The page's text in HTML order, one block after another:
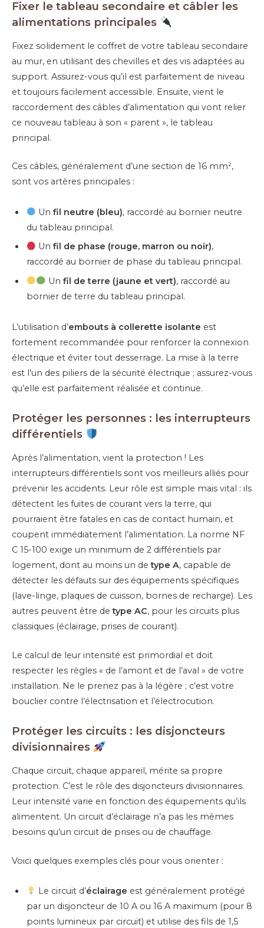
Fixer le tableau secondaire et câbler les
alimentations principales
Fixez solidement le coffret de votre tableau secondaire
au mur, en utilisant des chevilles et des vis adaptées au
support. Assurez-vous qu’il est parfaitement de niveau
et toujours facilement accessible. Ensuite, vient le
raccordement des câbles d’alimentation qui vont relier
ce nouveau tableau à son « parent », le tableau
principal.
Ces câbles, généralement d’une section de 16 mm²,
sont vos artères principales :
Unfil neutre (bleu), raccordé au bornier neutre
du tableau principal.
Unfil de phase (rouge, marron ou noir),
raccordé au bornier de phase du tableau principal.
Un fil de terre (jaune et vert), raccordé au
bornier de terre du tableau principal.
L’utilisation d’embouts à collerette isolante est
fortement recommandée pour renforcer la connexion
électrique et éviter tout desserrage. La mise à la terre
est l’un des piliers de la sécurité électrique ; assurez-vous
qu’elle est parfaitement réalisée et continue.
Protéger les personnes : les interrupteurs
différentiels
Après l’alimentation, vient la protection ! Les
interrupteurs différentiels sont vos meilleurs alliés pour
prévenir les accidents. Leur rôle est simple mais vital : ils
détectent les fuites de courant vers la terre, qui
pourraient être fatales en cas de contact humain, et
coupent immédiatement l’alimentation. La norme NF
C 15-100 exige un minimum de 2 différentiels par
logement, dont au moins un detype A, capable de
détecter les défauts sur des équipements spécifiques
(lave-linge, plaques de cuisson, bornes de recharge). Les
autres peuvent être detype AC, pour les circuits plus
classiques (éclairage, prises de courant).
Le calcul de leur intensité est primordial et doit
respecter les règles « de l’amont et de l’aval » de votre
installation. Ne le prenez pas à la légère ; c’est votre
bouclier contre l’électrisation et l’électrocution.
Protéger les circuits : les disjoncteurs
divisionnaires
Chaque circuit, chaque appareil, mérite sa propre
protection. C’est le rôle des disjoncteurs divisionnaires.
Leur intensité varie en fonction des équipements qu’ils
alimentent. Un circuit d’éclairage n’a pas les mêmes
besoins qu’un circuit de prises ou de chauffage.
Voici quelques exemples clés pour vous orienter :
Le circuit d’éclairage est généralement protégé
par un disjoncteur de 10 A ou 16 A maximum (pour 8
points lumineux par circuit) et utilise des fils de 1,5